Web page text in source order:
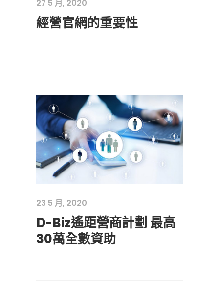
27 5 月, 2020
經營官網的重要性
...
23 5 月, 2020
D-Biz遙距營商計劃 最高
30萬全數資助
...